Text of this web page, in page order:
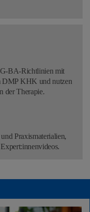
G-BA-Richtlinien mit
DMP KHK und nutzen
der Therapie.
Praxismaterialien,